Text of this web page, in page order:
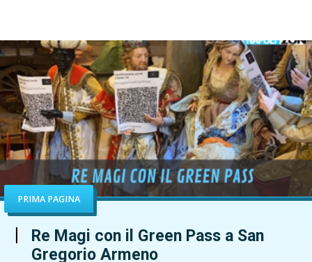
PRIMA PAGINA
Re Magi con il Green Pass a San
Gregorio Armeno